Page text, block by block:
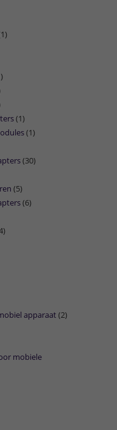
(1)
(1)
(30)
(5)
(6)
apparaat(2)
mobiele